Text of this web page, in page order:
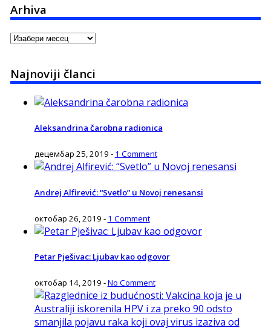
Arhiva
Arhiva
Najnoviji članci
Aleksandrina čarobna radionica
децембар 25, 2019 - 1 Comment
Andrej Alfirević: “Svetlo” u Novoj renesansi
октобар 26, 2019 - 1 Comment
Petar Pješivac: Ljubav kao odgovor
октобар 14, 2019 -No Comment